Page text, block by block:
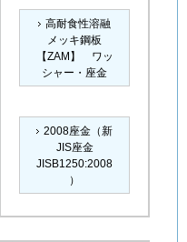
高耐食性溶融
メッキ鋼板
【ZAM】 ワッ
シャー・座金
2008座金（新
JIS座金
JISB1250:2008
）